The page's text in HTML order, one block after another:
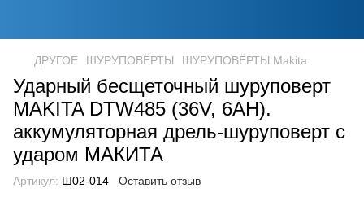
ДРУГОЕ ШУРУПОВЁРТЫ ШУРУПОВЁРТЫ Makita
Ударный бесщеточный шуруповерт
MAKITA DTW485 (36V, 6AH).
аккумуляторная дрель-шуруповерт с
ударом МАКИТА
Артикул: Ш02-014 Оставить отзыв